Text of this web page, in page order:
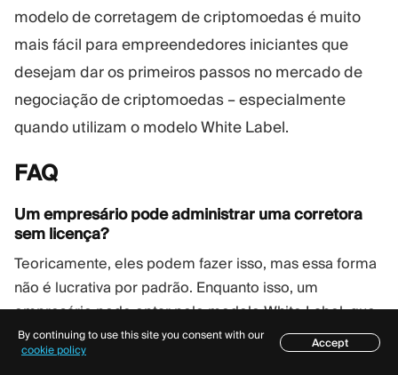
modelo de corretagem de criptomoedas é muito
mais fácil para empreendedores iniciantes que
desejam dar os primeiros passos no mercado de
negociação de criptomoedas – especialmente
quando utilizam o modelo White Label.
FAQ
Um empresário pode administrar uma corretora
sem licença?
Teoricamente, eles podem fazer isso, mas essa forma
não é lucrativa por padrão. Enquanto isso, um
empresário pode optar pelo modelo White Label, que
lhe fornece uma plataforma licenciada pronta para uso.
Índice
By continuing to use this site you consent with our
cookie policy
Accept